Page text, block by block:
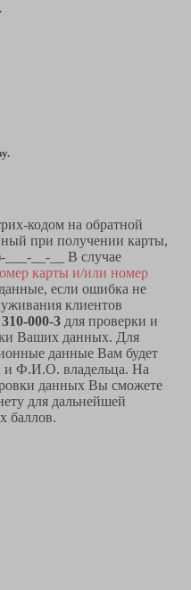
кодом на обратной
при получении карты,
___-__-__ В случае
карты и/или номер
если ошибка не
клиентов
310-000-3 для проверки и
Ваших данных. Для
данные Вам будет
и Ф.И.О. владельца. На
данных Вы сможете
для дальнейшей
баллов.